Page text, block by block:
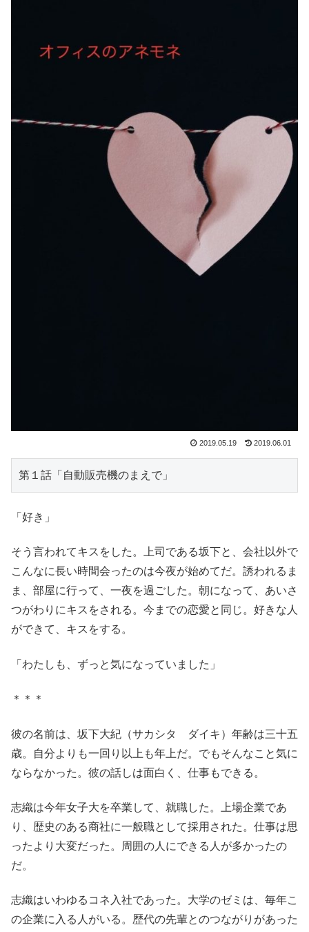
2019.05.19 2019.06.01
第１話「自動販売機のまえで」
「好き」
そう言われてキスをした。上司である坂下と、会社以外で
こんなに長い時間会ったのは今夜が始めてだ。誘われるま
ま、部屋に行って、一夜を過ごした。朝になって、あいさ
つがわりにキスをされる。今までの恋愛と同じ。好きな人
ができて、キスをする。
「わたしも、ずっと気になっていました」
＊＊＊
彼の名前は、坂下大紀（サカシタ ダイキ）年齢は三十五
歳。自分よりも一回り以上も年上だ。でもそんなこと気に
ならなかった。彼の話しは面白く、仕事もできる。
志織は今年女子大を卒業して、就職した。上場企業であ
り、歴史のある商社に一般職として採用された。仕事は思
ったより大変だった。周囲の人にできる人が多かったの
だ。
志織はいわゆるコネ入社であった。大学のゼミは、毎年こ
の企業に入る人がいる。歴代の先輩とのつながりがあった